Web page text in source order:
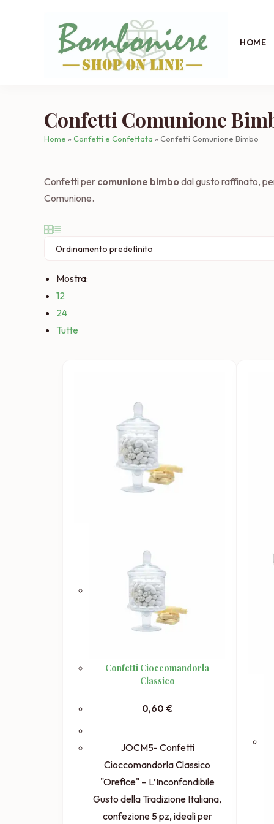
HOME
Confetti Comunione
Home » Confetti e Confettata » Confetti Comunione Bimbo
Confetti per comunione bimbo dal gusto raffinato,
Comunione.
Mostra:
12
24
Tutte
Confetti Cioccomandorla
Classico
0,60 €
JOCM5- Confetti
Cioccomandorla Classico
"Orefice" – L’Inconfondibile
Gusto della Tradizione Italiana,
confezione 5 pz, ideali per